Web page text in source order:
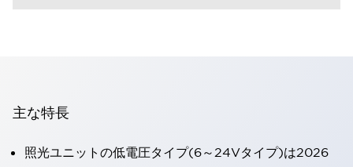
主な特長
照光ユニットの低電圧タイプ(6～24Vタイプ)は2026